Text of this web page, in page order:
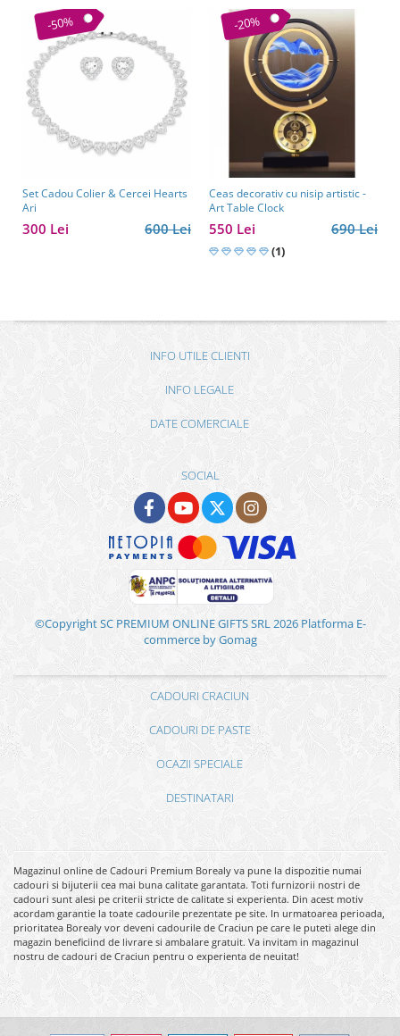
-50%
Set Cadou Colier & Cercei Hearts
Ari
600 Lei
300 Lei
-20%
Ceas decorativ cu nisip artistic -
Art Table Clock
690 Lei
550 Lei
(1)
INFO UTILE CLIENTI
INFO LEGALE
DATE COMERCIALE
SOCIAL
©Copyright SC PREMIUM ONLINE GIFTS SRL 2026 Platforma E-
commerce by Gomag
CADOURI CRACIUN
CADOURI DE PASTE
OCAZII SPECIALE
DESTINATARI
Magazinul online de Cadouri Premium Borealy va pune la dispozitie numai
cadouri si bijuterii cea mai buna calitate garantata. Toti furnizorii nostri de
cadouri sunt alesi pe criterii stricte de calitate si experienta. Din acest motiv
acordam garantie la toate cadourile prezentate pe site. In urmatoarea perioada,
prioritatea Borealy vor deveni cadourile de Craciun pe care le puteti alege din
magazin beneficiind de livrare si ambalare gratuit. Va invitam in magazinul
nostru de cadouri de Craciun pentru o experienta de neuitat!